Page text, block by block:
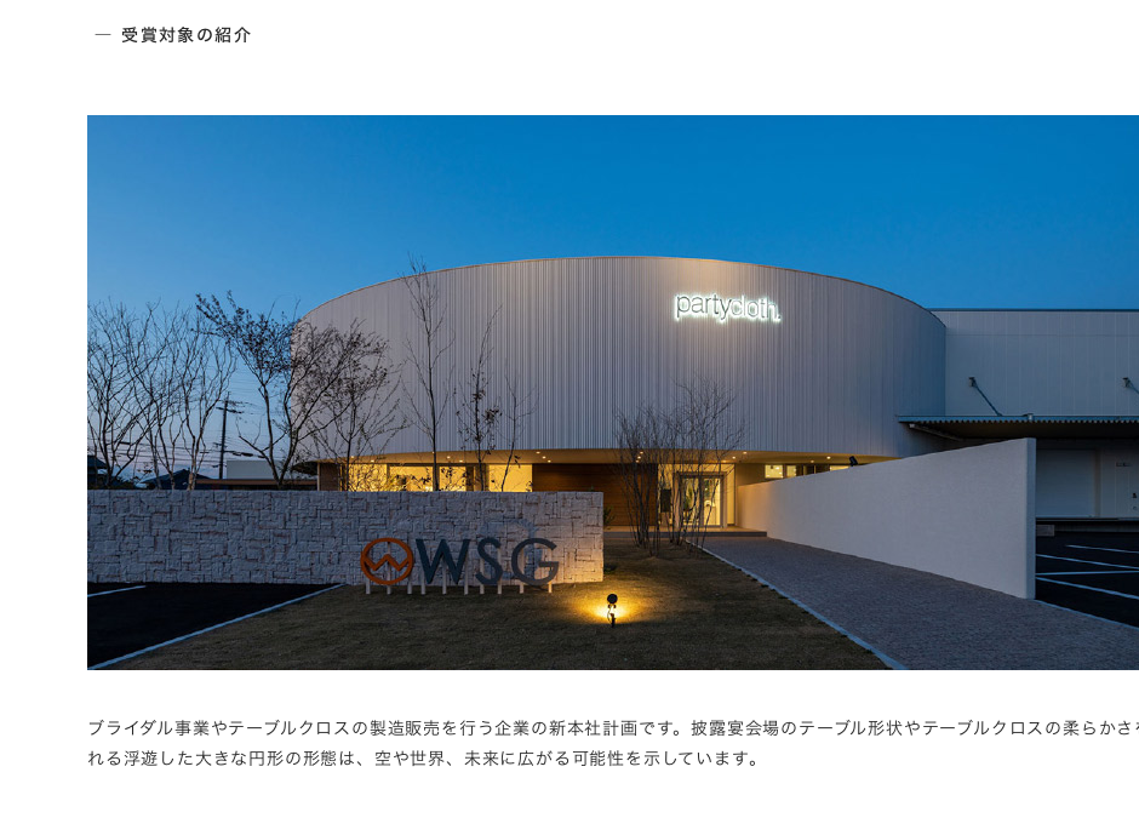
― 受賞対象の紹介
ブライダル事業やテーブルクロスの製造販売を行う企業の新本社計画です。披露宴会場のテーブル形状やテーブルクロスの柔らか
れる浮遊した大きな円形の形態は、空や世界、未来に広がる可能性を示しています。